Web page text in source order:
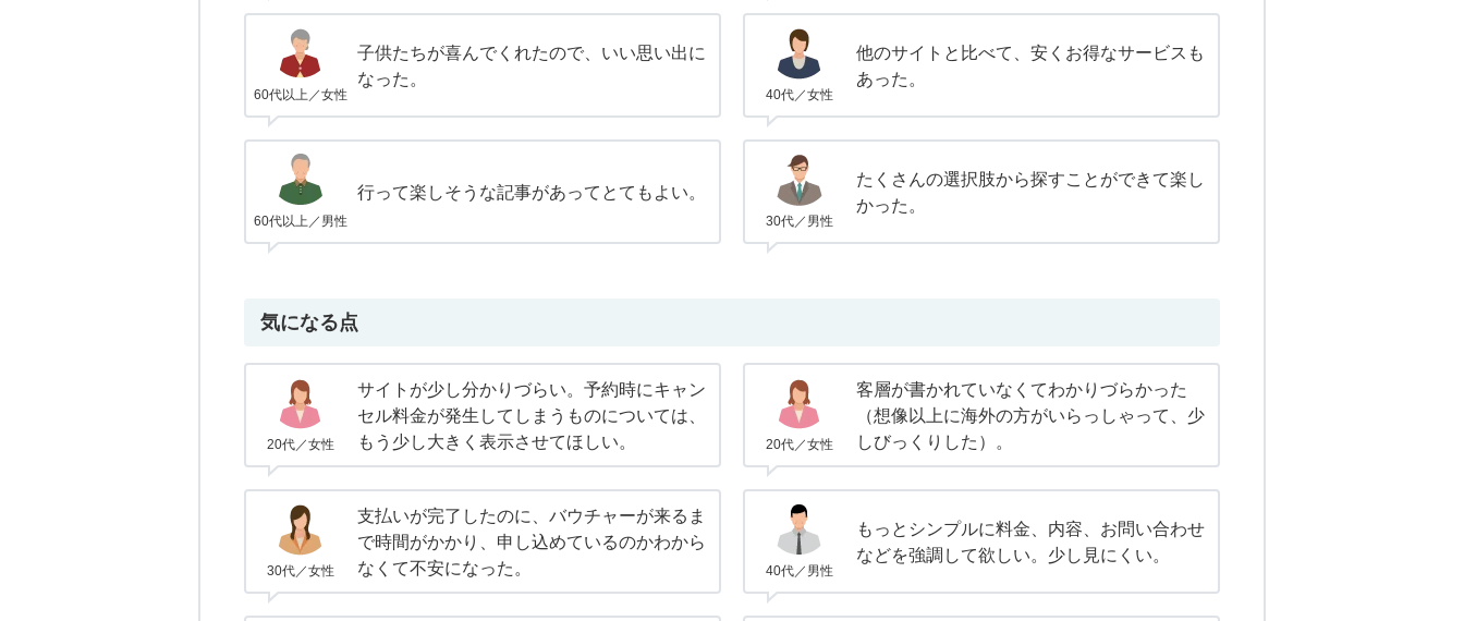
60代以上／女性
子供たちが喜んでくれたので、いい思い出に
なった。
40代／女性
他のサイトと比べて、安くお得なサービスも
あった。
60代以上／男性
行って楽しそうな記事があってとてもよい。
30代／男性
たくさんの選択肢から探すことができて楽し
かった。
気になる点
20代／女性
サイトが少し分かりづらい。予約時にキャン
セル料金が発生してしまうものについては、
もう少し大きく表示させてほしい。
20代／女性
客層が書かれていなくてわかりづらかった
（想像以上に海外の方がいらっしゃって、少
しびっくりした）。
30代／女性
支払いが完了したのに、バウチャーが来るま
で時間がかかり、申し込めているのかわから
なくて不安になった。
40代／男性
もっとシンプルに料金、内容、お問い合わせ
などを強調して欲しい。少し見にくい。